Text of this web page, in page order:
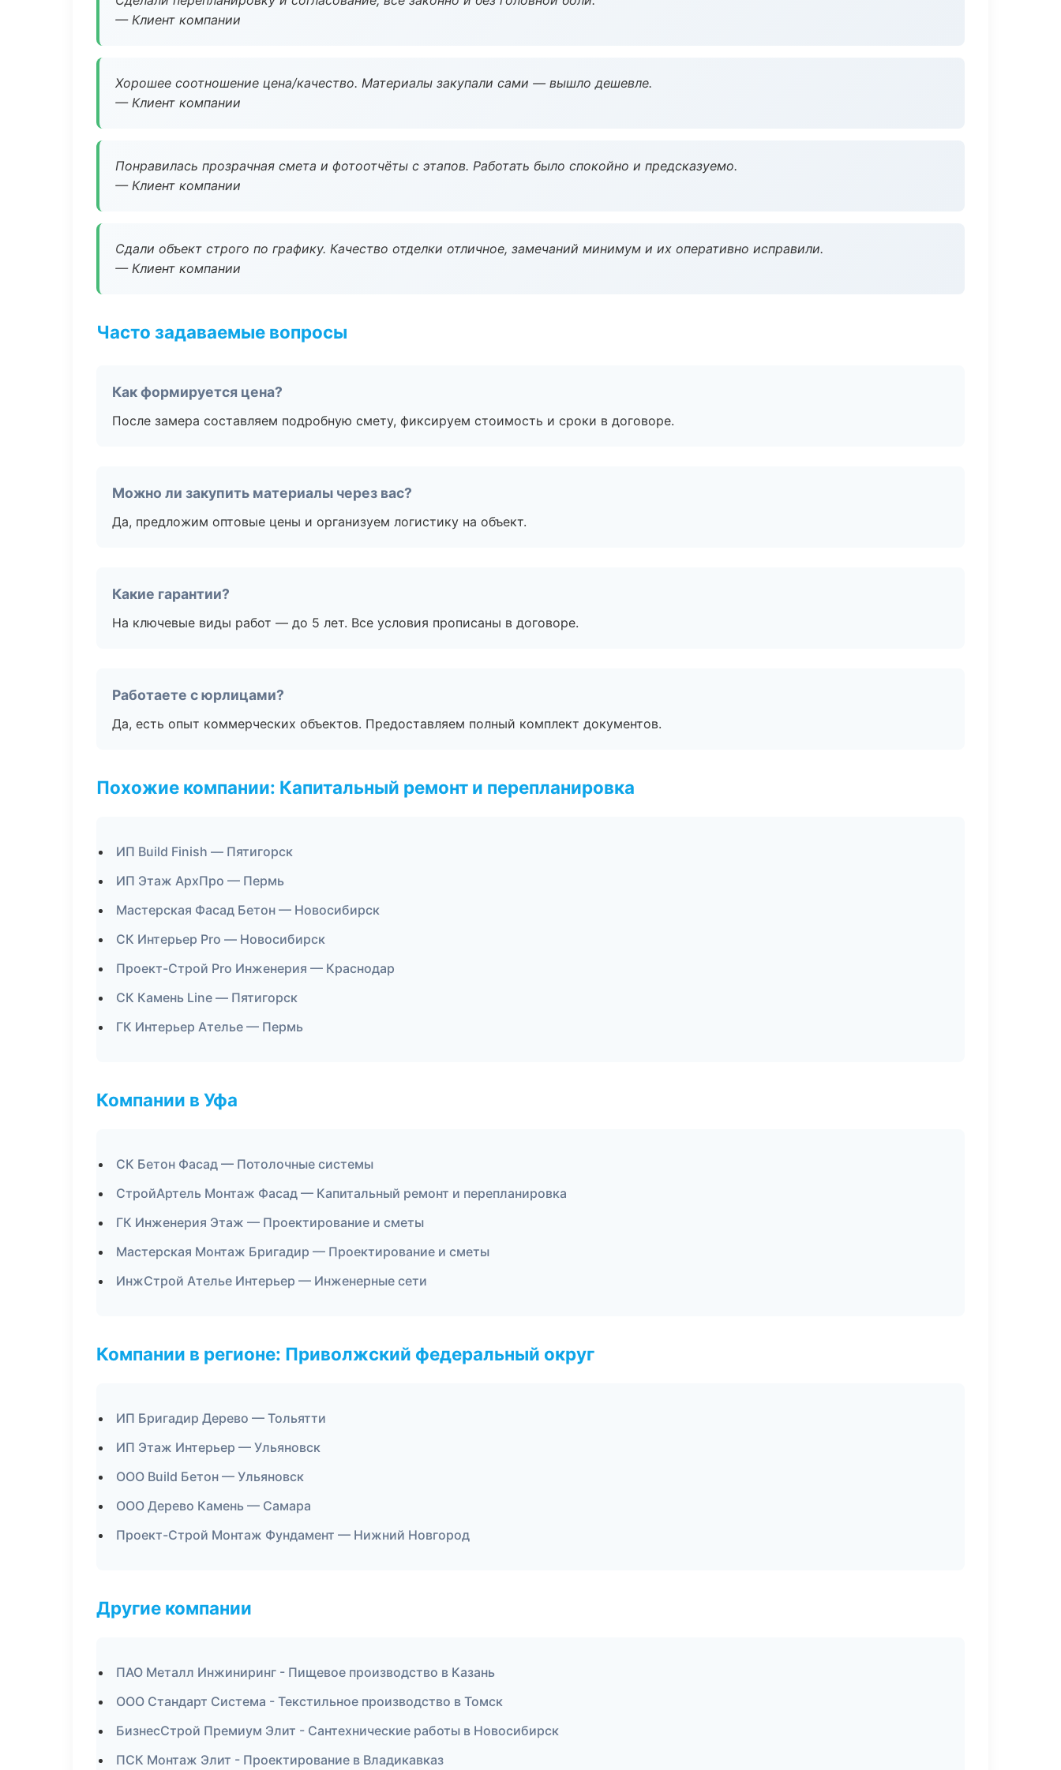
— Клиент компании
Хорошее соотношение цена/качество. Материалы закупали сами — вышло дешевле.
— Клиент компании
Понравилась прозрачная смета и фотоотчёты с этапов. Работать было спокойно и предсказуемо.
— Клиент компании
Сдали объект строго по графику. Качество отделки отличное, замечаний минимум и их оперативно исправили.
— Клиент компании
Часто задаваемые вопросы
Как формируется цена?
После замера составляем подробную смету, фиксируем стоимость и сроки в договоре.
Можно ли закупить материалы через вас?
Да, предложим оптовые цены и организуем логистику на объект.
Какие гарантии?
На ключевые виды работ — до 5 лет. Все условия прописаны в договоре.
Работаете с юрлицами?
Да, есть опыт коммерческих объектов. Предоставляем полный комплект документов.
Похожие компании: Капитальный ремонт и перепланировка
ИП Build Finish — Пятигорск
ИП Этаж АрхПро — Пермь
Мастерская Фасад Бетон — Новосибирск
СК Интерьер Pro — Новосибирск
Проект-Строй Pro Инженерия — Краснодар
СК Камень Line — Пятигорск
ГК Интерьер Ателье — Пермь
Компании в Уфа
СК Бетон Фасад — Потолочные системы
СтройАртель Монтаж Фасад — Капитальный ремонт и перепланировка
ГК Инженерия Этаж — Проектирование и сметы
Мастерская Монтаж Бригадир — Проектирование и сметы
ИнжСтрой Ателье Интерьер — Инженерные сети
Компании в регионе: Приволжский федеральный округ
ИП Бригадир Дерево — Тольятти
ИП Этаж Интерьер — Ульяновск
ООО Build Бетон — Ульяновск
ООО Дерево Камень — Самара
Проект-Строй Монтаж Фундамент — Нижний Новгород
Другие компании
ПАО Металл Инжиниринг - Пищевое производство в Казань
ООО Стандарт Система - Текстильное производство в Томск
БизнесСтрой Премиум Элит - Сантехнические работы в Новосибирск
ПСК Монтаж Элит - Проектирование в Владикавказ